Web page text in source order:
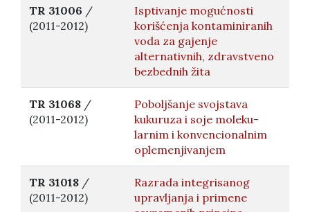
TR 31006 /
(2011-2012)
Isptivanje mogućnosti
korišćenja kontaminiranih
voda za gajenje
alternativnih, zdravstveno
bezbednih žita
TR 31068 /
(2011-2012)
Poboljšanje svojstava
kukuruza i soje moleku-
larnim i konvencionalnim
oplemenjivanjem
TR 31018 /
(2011-2012)
Razrada integrisanog
upravljanja i primene